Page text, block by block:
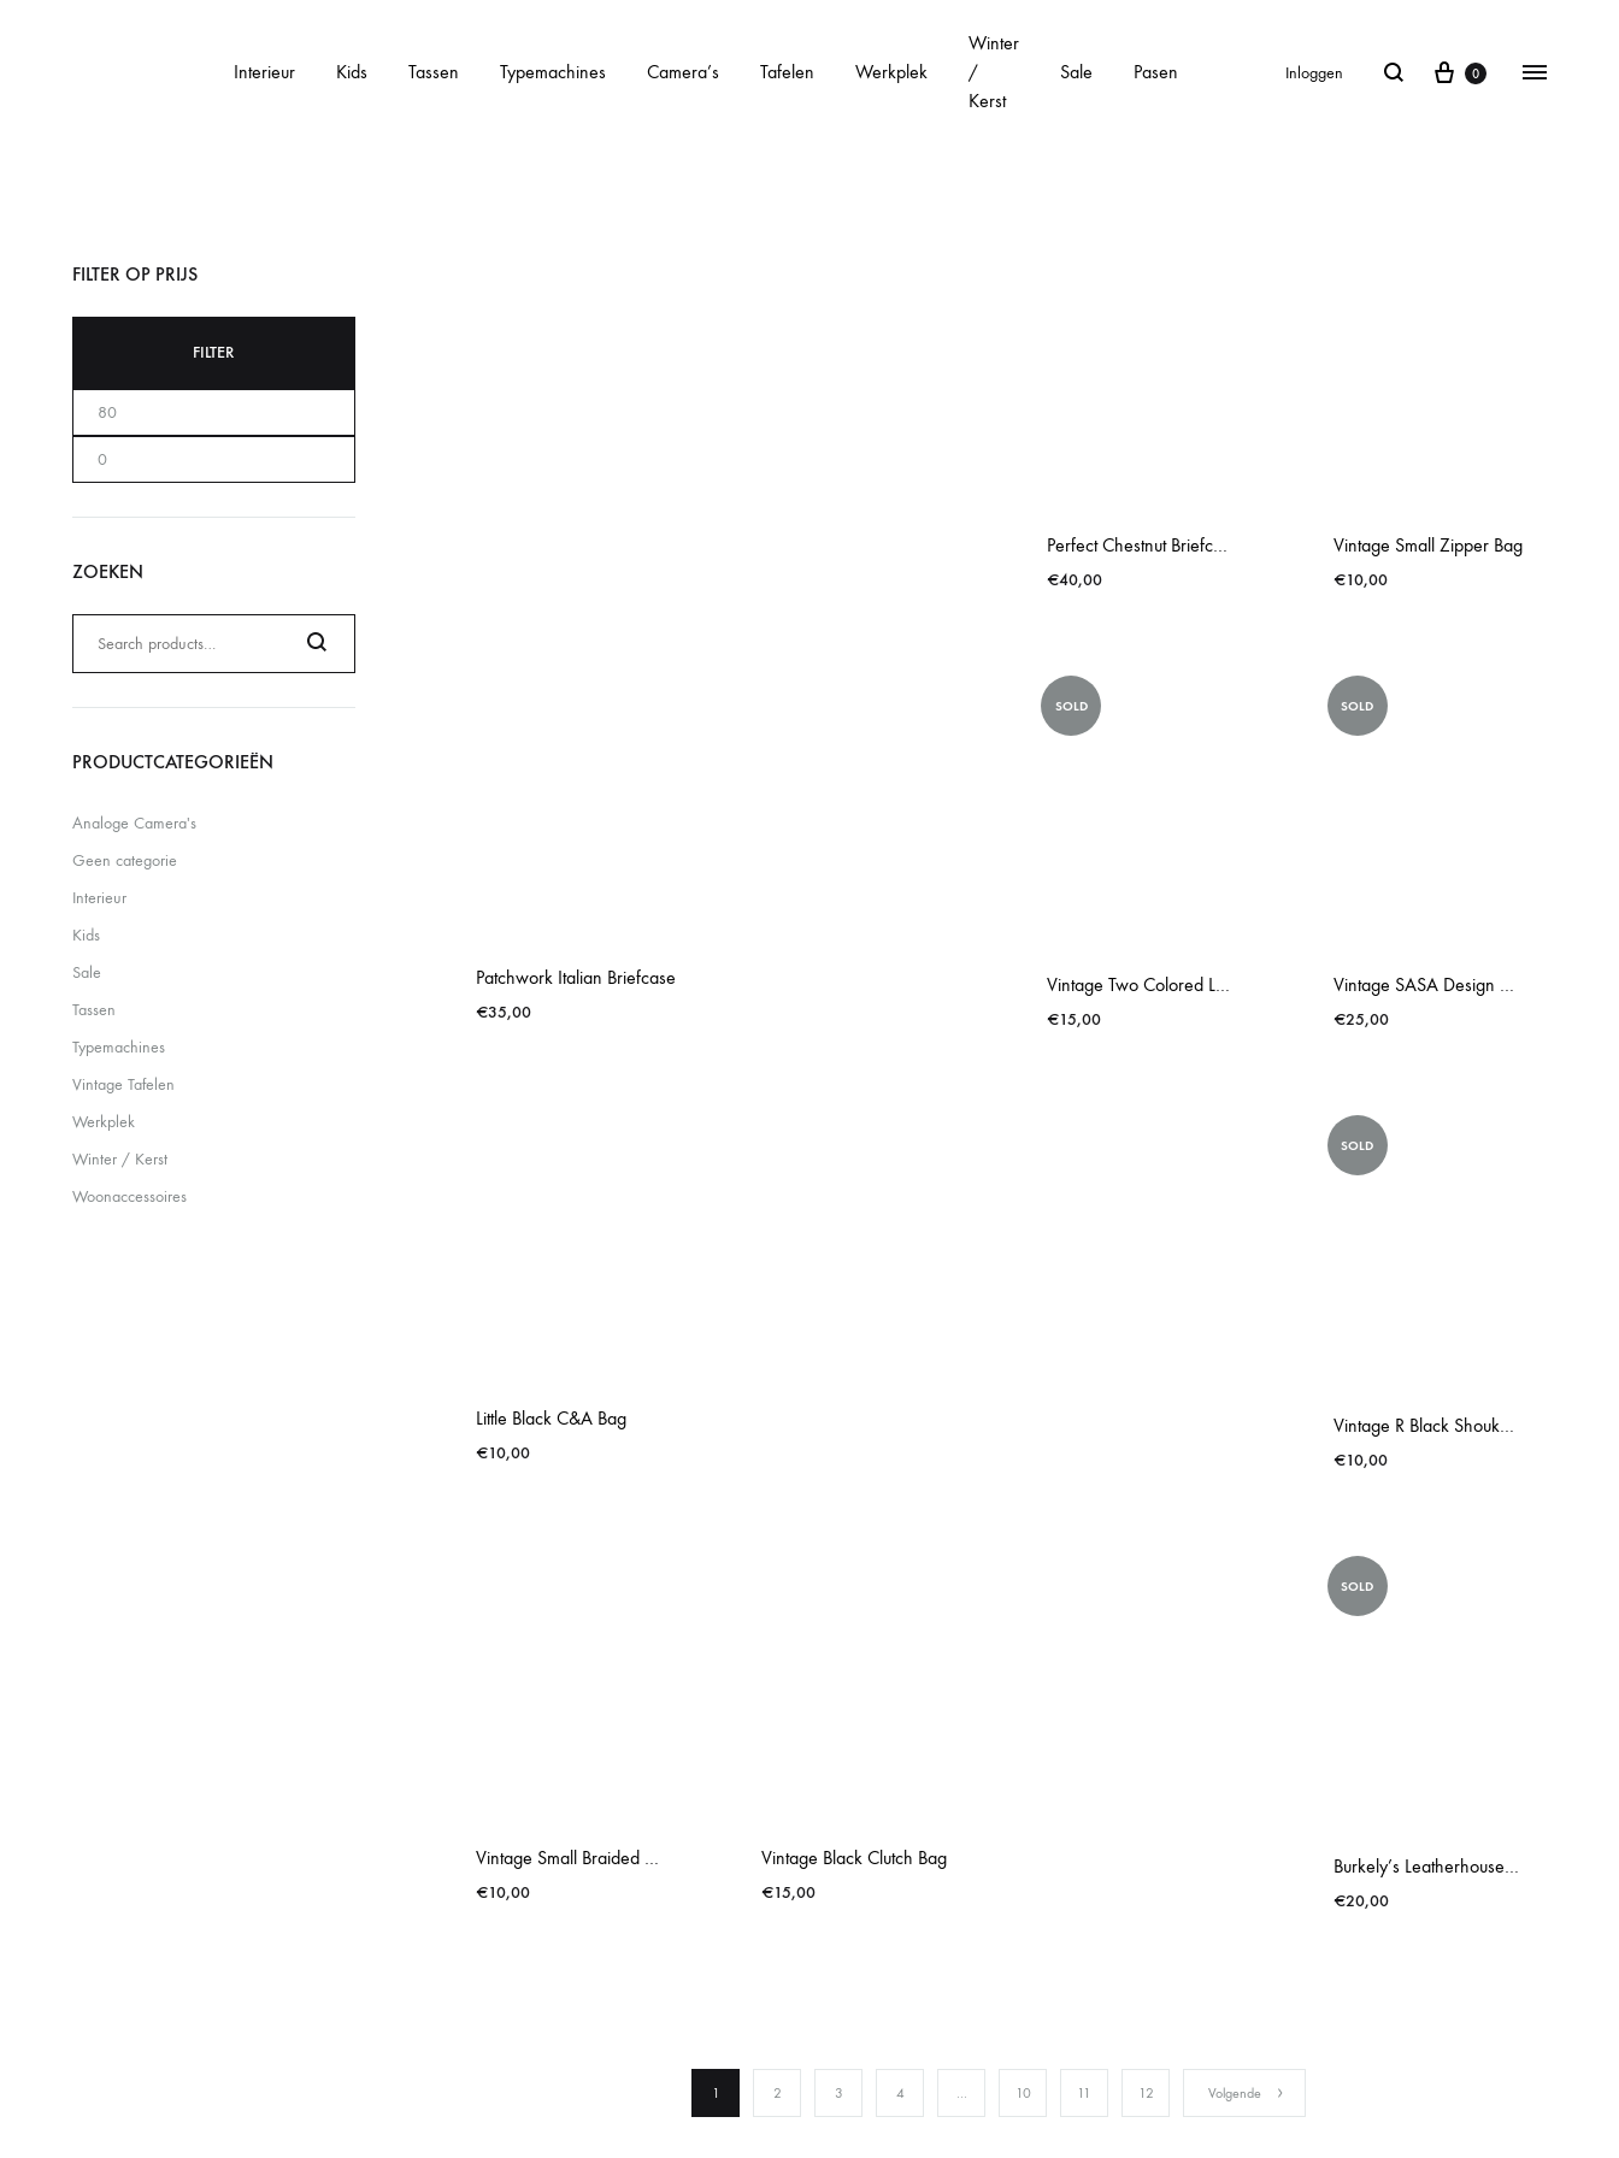
Interieur Kids Tassen Typemachines Camera’s Tafelen Werkplek
Winter
/
Kerst
Sale Pasen Inloggen 0
Patchwork Italian Briefcase
€35,00
€40,00
Vintage Small Zipper Bag
€10,00
SOLD
Vintage Two Colored Leather Though Bag
€15,00
SOLD
Vintage SASA Design Bag
€25,00
Little Black C&A Bag
€10,00
Vintage Black Clutch Bag
€15,00
SOLD
Vintage R Black Shoukderbag
€10,00
Vintage Small Braided Look
€10,00
SOLD
€20,00
1 2 3 4 10 11 12 Volgende
FILTER OP PRIJS
FILTER
ZOEKEN
naar:
Search
PRODUCTCATEGORIEËN
Analoge Camera's
Geen categorie
Interieur
Kids
Sale
Tassen
Typemachines
Vintage Tafelen
Werkplek
Winter / Kerst
Woonaccessoires